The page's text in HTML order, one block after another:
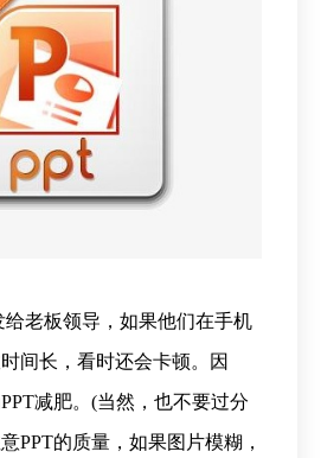
给老板领导，如果他们在手机
间长，看时还会卡顿。因
减肥。(当然，也不要过分
PPT的质量，如果图片模糊，